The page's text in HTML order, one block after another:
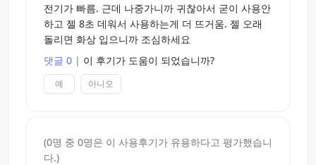
전기가 빠름. 근데 나중가니까 귀찮아서 굳이 사용안
하고 젤 8초 데워서 사용하는게 더 뜨거움. 젤 오래
돌리면 화상 입으니까 조심하세요
댓글 0 | 이 후기가 도움이 되었습니까?
예 아니오
(0명 중 0명은 이 사용후기가 유용하다고 평가했습니
다.)